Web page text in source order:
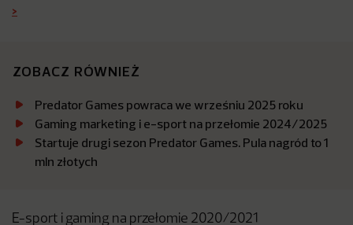
>
ZOBACZ RÓWNIEŻ
Predator Games powraca we wrześniu 2025 roku
Gaming marketing i e-sport na przełomie 2024/2025
Startuje drugi sezon Predator Games. Pula nagród to 1
mln złotych
E-sport i gaming na przełomie 2020/2021